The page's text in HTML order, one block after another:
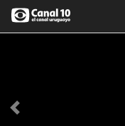
Anterior